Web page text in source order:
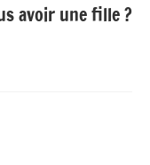
avoir une fille ?